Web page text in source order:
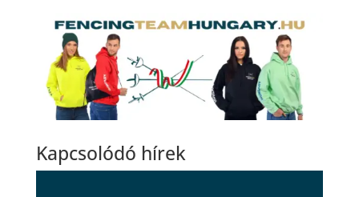
Kapcsolódó hírek